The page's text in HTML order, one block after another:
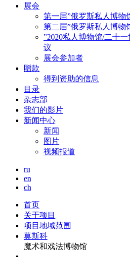
展会
第一届”俄罗斯私人博物
第二届”俄罗斯私人博物
”2020私人博物馆/二十
议
展会参加者
贈款
得到资助的信息
目录
杂志部
我们的影片
新闻中心
新闻
图片
视频报道
ru
en
ch
首页
关于项目
项目地域范围
莫斯科
魔术和戏法博物馆